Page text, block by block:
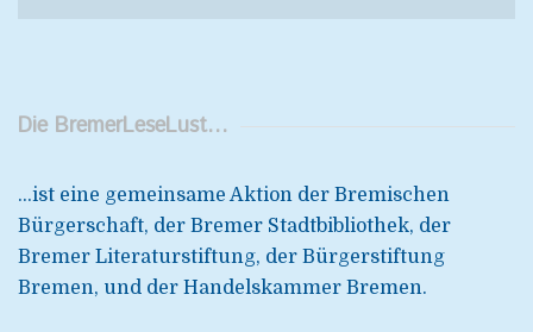
Die BremerLeseLust…
...ist eine gemeinsame Aktion der Bremischen
Bürgerschaft, der Bremer Stadtbibliothek, der
Bremer Literaturstiftung, der Bürgerstiftung
Bremen, und der Handelskammer Bremen.